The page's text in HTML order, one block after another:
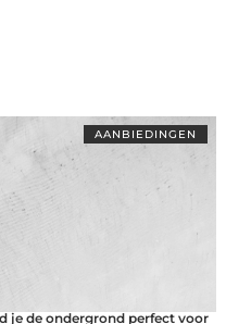
AANBIEDINGEN
je de ondergrond perfect voor